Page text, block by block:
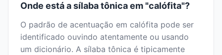
Onde está a sílaba tônica em "calófita"?
O padrão de acentuação em calófita pode ser
identificado ouvindo atentamente ou usando
um dicionário. A sílaba tônica é tipicamente